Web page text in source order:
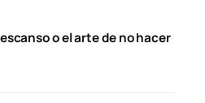
o el arte de no hacer